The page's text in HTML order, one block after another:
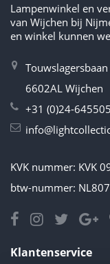
Lampenwinkel en
van Wijchen bij
en winkel kunnen
6602AL Wijchen
+31 (0)24-
KVK nummer: KVK
btw-nummer:
Klantenservice